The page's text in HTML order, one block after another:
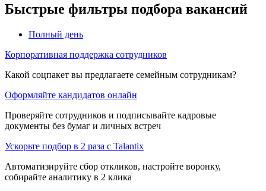
Быстрые фильтры подбора вакансий
Полный день
Корпоративная поддержка сотрудников
Какой соцпакет вы предлагаете семейным сотрудникам?
Оформляйте кандидатов онлайн
Проверяйте сотрудников и подписывайте кадровые
документы без бумаг и личных встреч
Ускорьте подбор в 2 раза с Talantix
Автоматизируйте сбор откликов, настройте воронку,
собирайте аналитику в 2 клика